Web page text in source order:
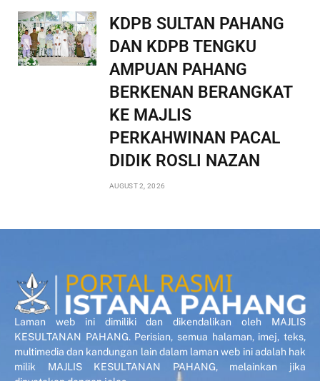
KDPB SULTAN PAHANG
DAN KDPB TENGKU
AMPUAN PAHANG
BERKENAN BERANGKAT
KE MAJLIS
PERKAHWINAN PACAL
DIDIK ROSLI NAZAN
AUGUST 2, 2026
Laman web ini dimiliki dan dikendalikan oleh MAJLIS
KESULTANAN PAHANG. Perisian, semua halaman, imej, teks,
multimedia dan kandungan lain dalam laman web ini adalah hak
milik MAJLIS KESULTANAN PAHANG, melainkan jika